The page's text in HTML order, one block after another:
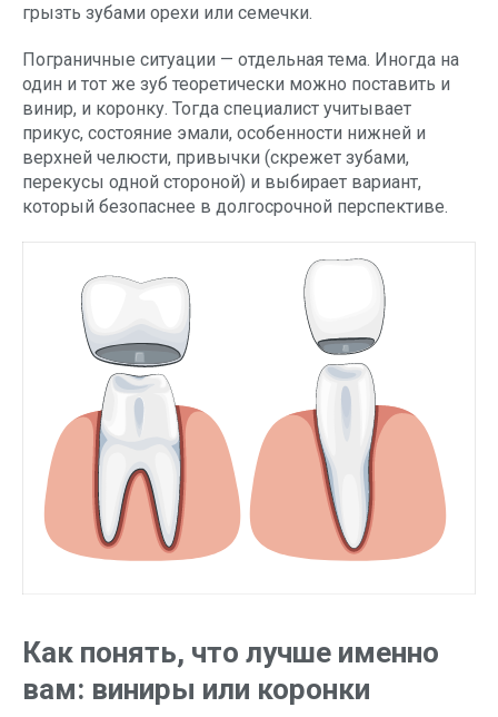
грызть зубами орехи или семечки.
Пограничные ситуации — отдельная тема. Иногда на
один и тот же зуб теоретически можно поставить и
винир, и коронку. Тогда специалист учитывает
прикус, состояние эмали, особенности нижней и
верхней челюсти, привычки (скрежет зубами,
перекусы одной стороной) и выбирает вариант,
который безопаснее в долгосрочной перспективе.
Как понять, что лучше именно
вам: виниры или коронки